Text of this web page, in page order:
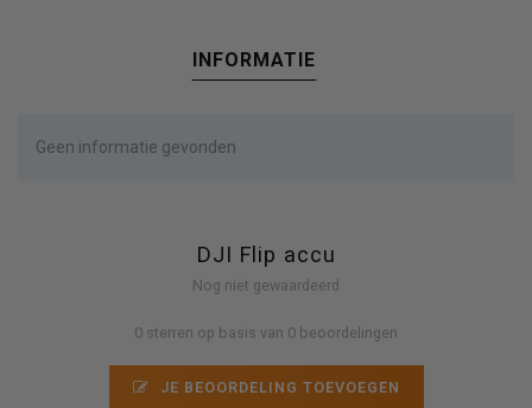
INFORMATIE
Geen informatie gevonden
DJI Flip accu
Nog niet gewaardeerd
0 sterren op basis van 0 beoordelingen
JE BEOORDELING TOEVOEGEN